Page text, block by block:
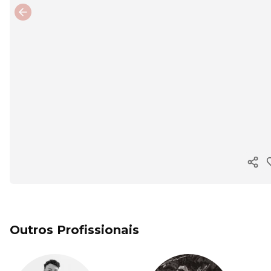
Previous slide
Outros Profissionais